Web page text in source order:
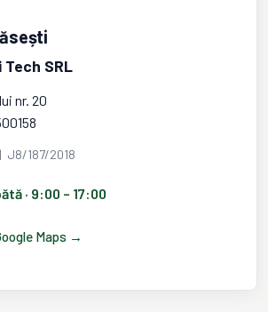
Tech SRL
nr. 20
J8/187/2018
· 9:00 – 17:00
Maps →